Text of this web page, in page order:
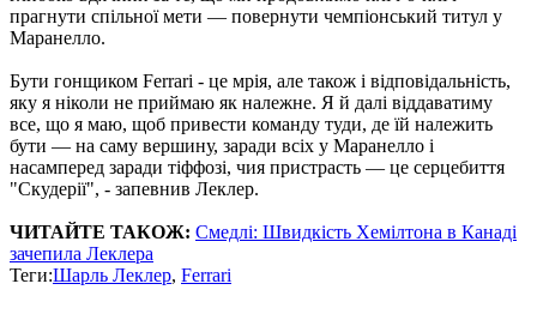
прагнути спільної мети — повернути чемпіонський титул у
Маранелло.
Бути гонщиком Ferrari - це мрія, але також і відповідальність,
яку я ніколи не приймаю як належне. Я й далі віддаватиму
все, що я маю, щоб привести команду туди, де їй належить
бути — на саму вершину, заради всіх у Маранелло і
насамперед заради тіффозі, чия пристрасть — це серцебиття
"Скудерії", - запевнив Леклер.
ЧИТАЙТЕ ТАКОЖ: Смедлі: Швидкість Хемілтона в Канаді
зачепила Леклера
Теги:Шарль Леклер, Ferrari